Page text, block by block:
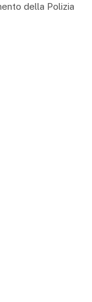
della Polizia